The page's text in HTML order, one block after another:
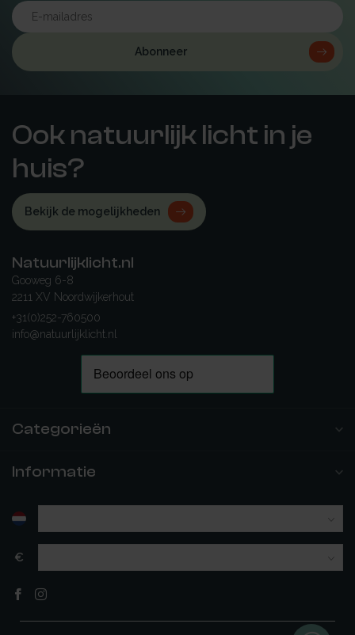
Abonneer
Ook natuurlijk licht in je
huis?
Bekijk de mogelijkheden
Natuurlijklicht.nl
Gooweg 6-8
2211 XV Noordwijkerhout
+31(0)252-760500
info@natuurlijklicht.nl
Categorieën
Informatie
€